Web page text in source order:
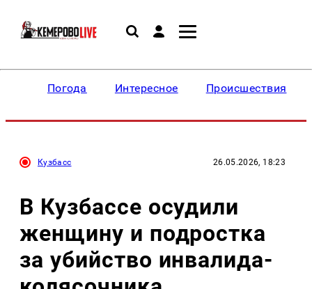
Погода Интересное Происшествия
Кузбасс 26.05.2026, 18:23
В Кузбассе осудили
женщину и подростка
за убийство инвалида-